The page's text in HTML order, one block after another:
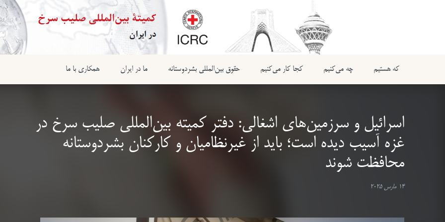
که هستیم چه می‌کنیم کجا کار می‌کنیم حقوق بین‌المللی بشردوستانه ما در ایران همکاری با ما
اسرائیل و سرزمین‌های اشغالی: دفتر کمیته بین‌المللی صلیب سرخ در
غزه آسیب دیده است؛ باید از غیرنظامیان و کارکنان بشردوستانه
محافظت شوند
14 مارس 2025